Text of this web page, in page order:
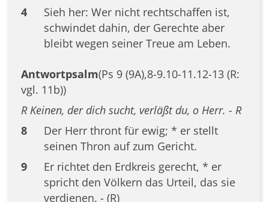
4
Sieh her: Wer nicht rechtschaffen ist,
schwindet dahin, der Gerechte aber
bleibt wegen seiner Treue am Leben.
Antwortpsalm(Ps 9 (9A),8-9.10-11.12-13 (R:
vgl. 11b))
R Keinen, der dich sucht, verläßt du, o Herr. - R
8
Der Herr thront für ewig; * er stellt
seinen Thron auf zum Gericht.
9
Er richtet den Erdkreis gerecht, * er
spricht den Völkern das Urteil, das sie
verdienen. - (R)